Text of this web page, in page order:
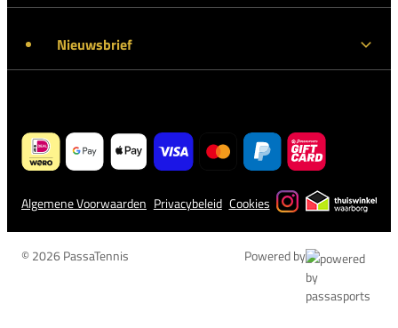
Nieuwsbrief
Algemene Voorwaarden Privacybeleid Cookies
© 2026 PassaTennis Powered by